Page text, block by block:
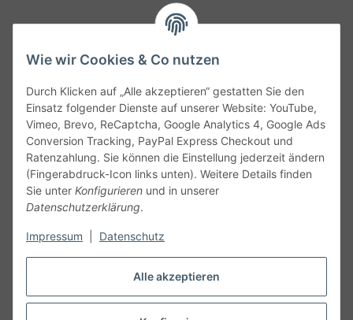
Alle akzeptieren
Wie wir Cookies & Co nutzen
Durch Klicken auf „Alle akzeptieren“ gestatten Sie den
Einsatz folgender Dienste auf unserer Website: YouTube,
Vimeo, Brevo, ReCaptcha, Google Analytics 4, Google Ads
Conversion Tracking, PayPal Express Checkout und
Ratenzahlung. Sie können die Einstellung jederzeit ändern
(Fingerabdruck-Icon links unten). Weitere Details finden
Sie unter Konfigurieren und in unserer
Datenschutzerklärung.
Impressum Datenschutz
Service
Gesetzliche Informationen
Alle technischen Angaben ohne Gewähr. Irrtümer und fehlerhafte
Angaben vorbehalten. Wenn Sie Datenblätter oder spezielle
unseren Kundenservice. Abbildungen der Artikel können
Vertrag widerrufen